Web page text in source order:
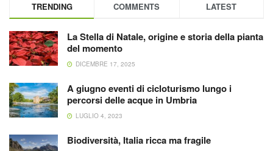
TRENDING COMMENTS LATEST
La Stella di Natale, origine e storia della pianta
del momento
DICEMBRE 17, 2025
A giugno eventi di cicloturismo lungo i
percorsi delle acque in Umbria
LUGLIO 4, 2023
Biodiversità, Italia ricca ma fragile